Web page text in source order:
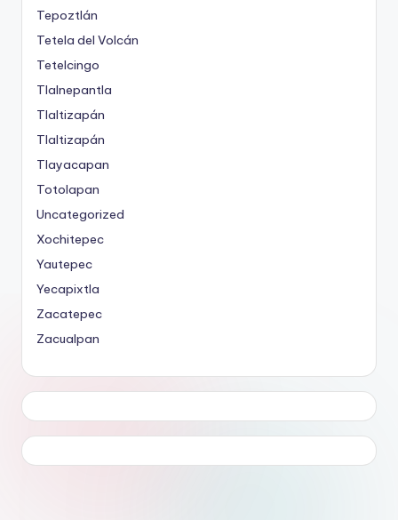
Tepoztlán
Tetela del Volcán
Tetelcingo
Tlalnepantla
Tlaltizapán
Tlaltizapán
Tlayacapan
Totolapan
Uncategorized
Xochitepec
Yautepec
Yecapixtla
Zacatepec
Zacualpan